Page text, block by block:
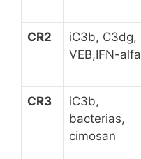
CR2
iC3b, C3dg,
VEB,IFN-alfa
CR3
iC3b,
bacterias,
cimosan